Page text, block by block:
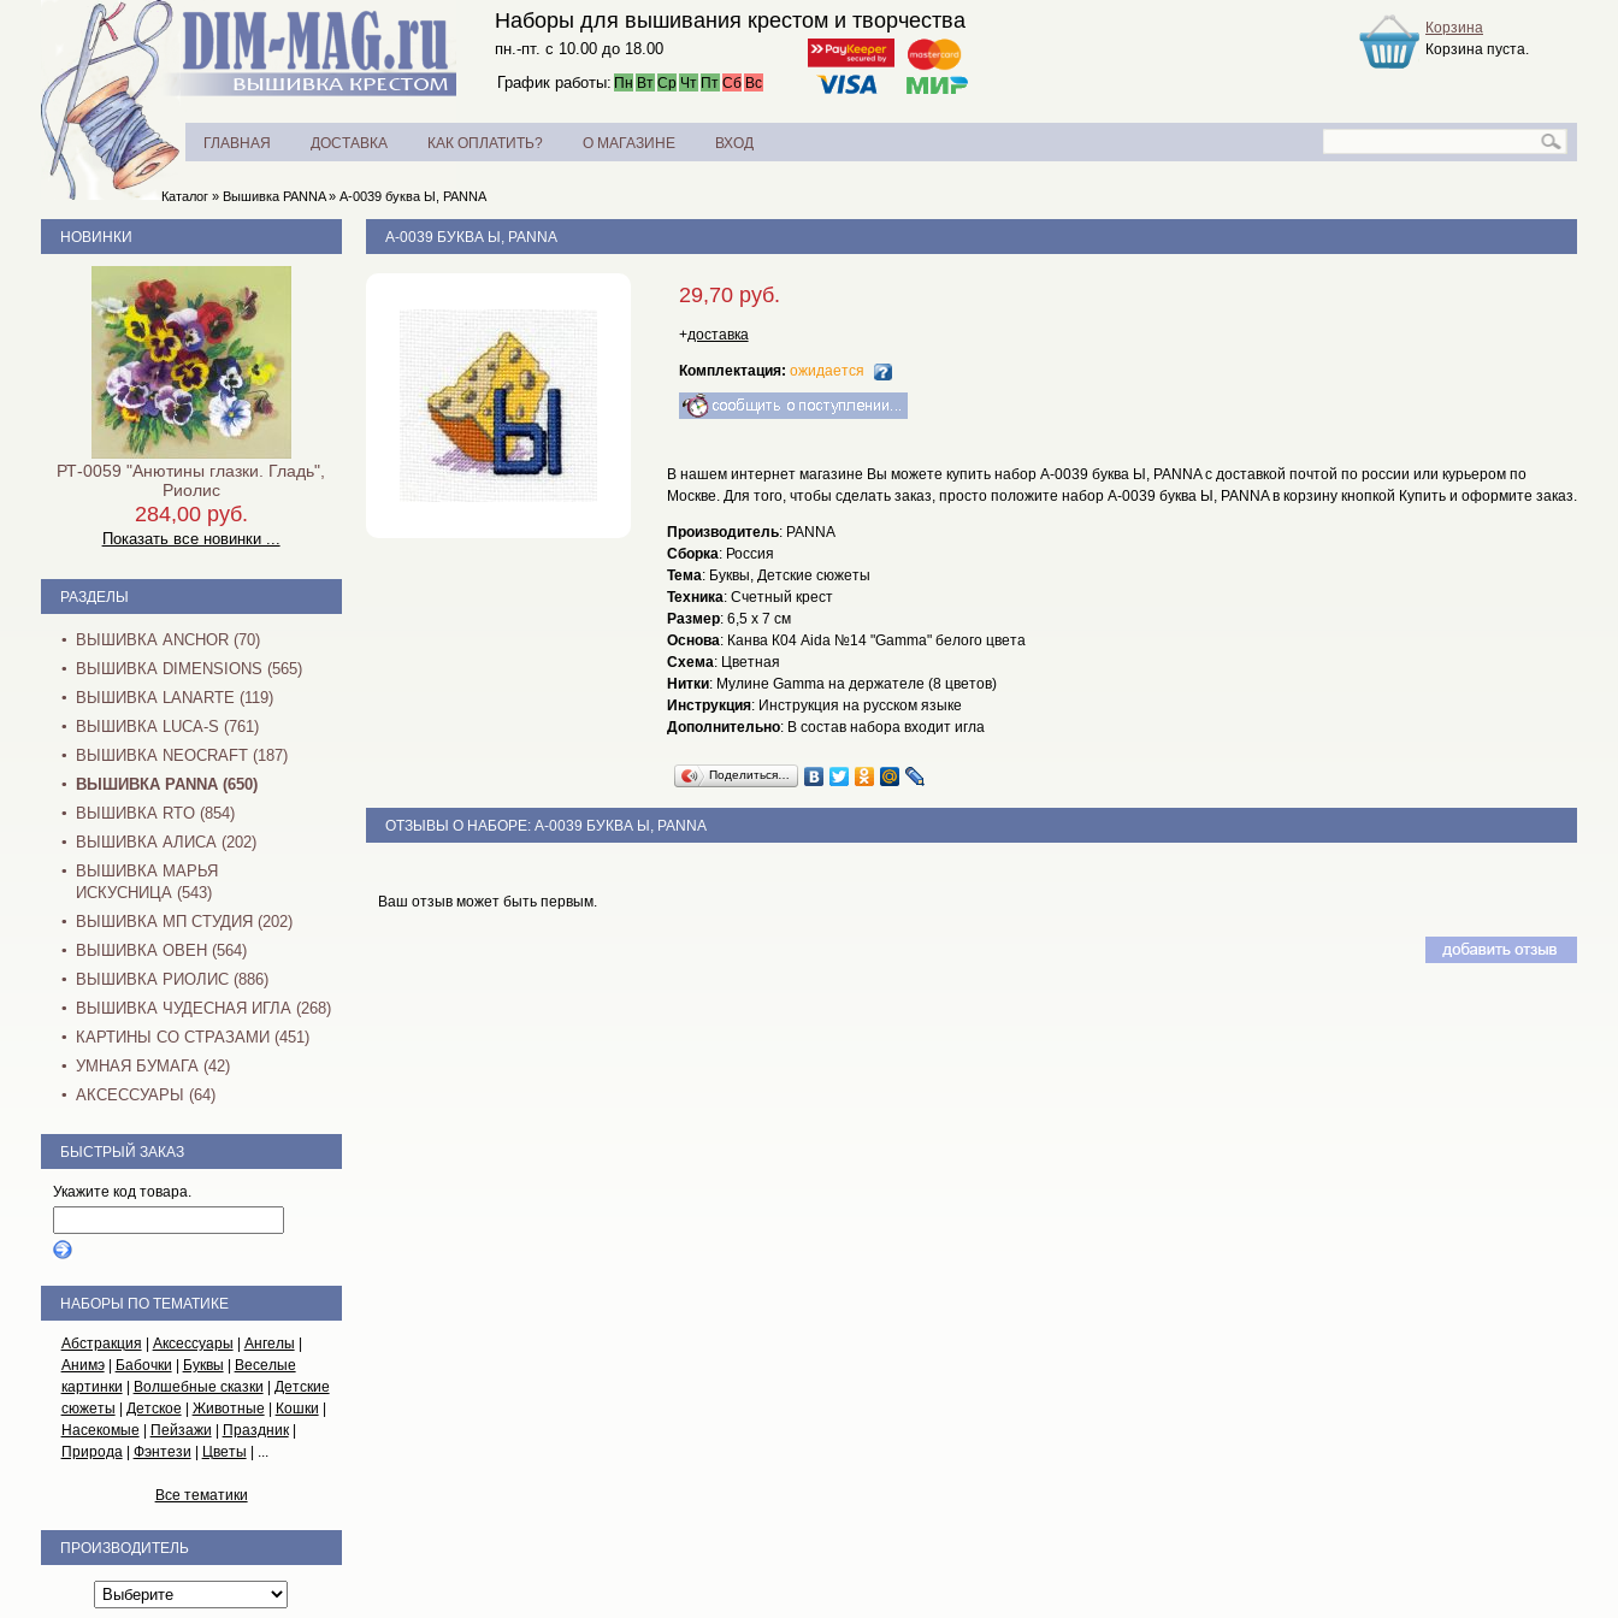
Наборы для вышивания крестом и творчества
пн.-пт. с 10.00 до 18.00
График работы: Пн Вт Ср Чт Пт Сб Вс
Корзина
Корзина пуста.
ГЛАВНАЯ ДОСТАВКА КАК ОПЛАТИТЬ? О МАГАЗИНЕ ВХОД
Каталог» Вышивка PANNA» А-0039 буква Ы, PANNA
А-0039 БУКВА Ы, PANNA
29,70 руб.
+доставка
Комплектация: ожидается
В нашем интернет магазине Вы можете купить набор А-0039 буква Ы, PANNA с доставкой почтой по россии или курьером по
Москве. Для того, чтобы сделать заказ, просто положите набор А-0039 буква Ы, PANNA в корзину кнопкой Купить и оформите заказ.
Производитель: PANNA
Сборка: Россия
Тема: Буквы, Детские сюжеты
Техника: Счетный крест
Размер: 6,5 x 7 см
Основа: Канва К04 Aida №14 "Gamma" белого цвета
Схема: Цветная
Нитки: Мулине Gamma на держателе (8 цветов)
Инструкция: Инструкция на русском языке
Дополнительно: В состав набора входит игла
Поделиться…
ОТЗЫВЫ О НАБОРЕ: А-0039 БУКВА Ы, PANNA
Ваш отзыв может быть первым.
НОВИНКИ
РТ-0059 "Анютины глазки. Гладь",
Риолис
284,00 руб.
Показать все новинки ...
РАЗДЕЛЫ
ВЫШИВКА ANCHOR (70)
ВЫШИВКА DIMENSIONS (565)
ВЫШИВКА LANARTE (119)
ВЫШИВКА LUCA-S (761)
ВЫШИВКА NEOCRAFT (187)
ВЫШИВКА PANNA (650)
ВЫШИВКА RTO (854)
ВЫШИВКА АЛИСА (202)
ВЫШИВКА МАРЬЯ
ИСКУСНИЦА (543)
ВЫШИВКА МП СТУДИЯ (202)
ВЫШИВКА ОВЕН (564)
ВЫШИВКА РИОЛИС (886)
ВЫШИВКА ЧУДЕСНАЯ ИГЛА (268)
КАРТИНЫ СО СТРАЗАМИ (451)
УМНАЯ БУМАГА (42)
АКСЕССУАРЫ (64)
БЫСТРЫЙ ЗАКАЗ
Укажите код товара.
НАБОРЫ ПО ТЕМАТИКЕ
Абстракция Аксессуары Ангелы
Анимэ| Бабочки Буквы
Веселые
картинки
Волшебные сказки
Детские
сюжеты
Детское Животные Кошки
Насекомые
Пейзажи Праздник|
Природа| Фэнтези Цветы | ...
Все тематики
ПРОИЗВОДИТЕЛЬ